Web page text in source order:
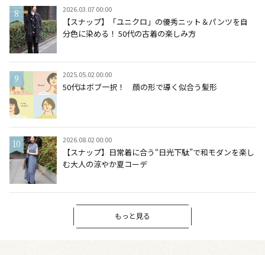
2026.03.07 00:00
【スナップ】「ユニクロ」の優秀ニット＆パンツを自
分色に染める！ 50代の古着の楽しみ方
2025.05.02 00:00
50代はボブ一択！ 顔の形で導く似合う髪形
2026.08.02 00:00
【スナップ】日常着に合う“日光下駄”で和モダンを楽し
む大人の涼やか夏コーデ
もっと見る